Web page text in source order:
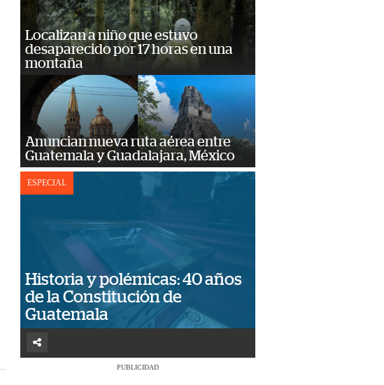
Localizan a niño que estuvo
desaparecido por 17 horas en una
montaña
Anuncian nueva ruta aérea entre
Guatemala y Guadalajara, México
ESPECIAL
Historia y polémicas: 40 años
de la Constitución de
Guatemala
PUBLICIDAD